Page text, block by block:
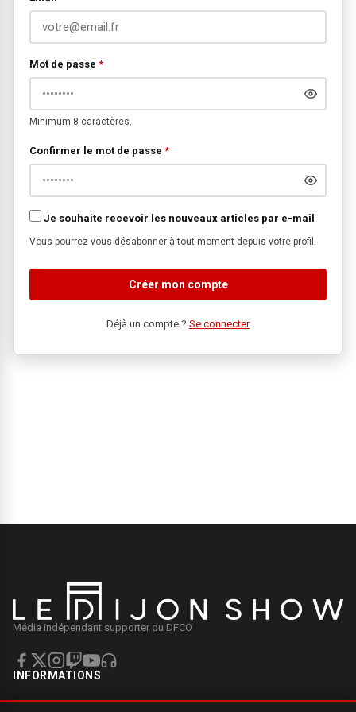
Mot de passe *
Minimum 8 caractères.
Confirmer le mot de passe *
Je souhaite recevoir les nouveaux articles par e-mail
Vous pourrez vous désabonner à tout moment depuis votre profil.
Créer mon compte
Déjà un compte ? Se connecter
Média indépendant supporter du DFCO
INFORMATIONS
Mentions légales